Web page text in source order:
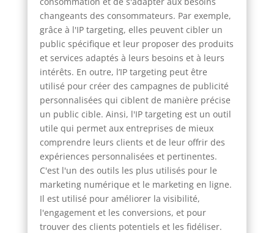
changeants des consommateurs. Par exemple,
grâce à l'IP targeting, elles peuvent cibler un
public spécifique et leur proposer des produits
et services adaptés à leurs besoins et à leurs
intérêts. En outre, l’IP targeting peut être
utilisé pour créer des campagnes de publicité
personnalisées qui ciblent de manière précise
un public cible. Ainsi, l'IP targeting est un outil
utile qui permet aux entreprises de mieux
comprendre leurs clients et de leur offrir des
expériences personnalisées et pertinentes.
C'est l'un des outils les plus utilisés pour le
marketing numérique et le marketing en ligne.
Il est utilisé pour améliorer la visibilité,
l'engagement et les conversions, et pour
trouver des clients potentiels et les fidéliser.